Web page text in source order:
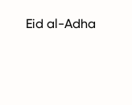
Eid al-Adha